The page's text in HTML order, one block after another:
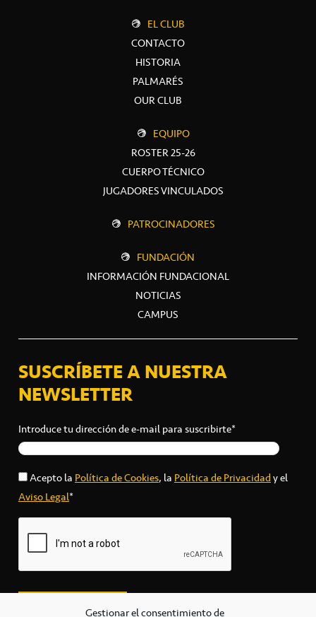
Gestionar el consentimiento de
EL CLUB
CONTACTO
HISTORIA
PALMARÉS
OUR CLUB
EQUIPO
ROSTER 25-26
CUERPO TÉCNICO
JUGADORES VINCULADOS
PATROCINADORES
FUNDACIÓN
INFORMACIÓN FUNDACIONAL
NOTICIAS
CAMPUS
SUSCRÍBETE A NUESTRA
NEWSLETTER
Introduce tu dirección de e-mail para suscribirte*
Acepto laPolítica de Cookies, laPolítica de Privacidady el
Aviso Legal*